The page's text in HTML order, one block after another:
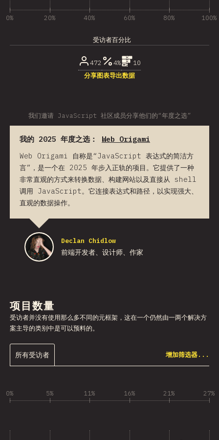
0% 20% 40% 60% 80% 100%
受访者百分比
472 4%
10
分享图表导出数据
我们邀请 JavaScript 社区成员分享他们的“年度之选”
我的 2025 年度之选： Web Origami
Web Origami 自称是“JavaScript 表达式的简洁方
言”，是一个在 2025 年步入正轨的项目。它提供了一种
非常直观的方式来转换数据、构建网站以及直接从 shell
调用 JavaScript。它连接表达式和路径，以实现强大、
直观的数据操作。
Declan Chidlow
前端开发者、设计师、作家
项目数量
受访者并没有使用那么多不同的元框架，这在一个仍然由一两个解决方
案主导的类别中是可以预料的。
所有受访者 增加筛选器...
0% 5% 11% 16% 21% 27%